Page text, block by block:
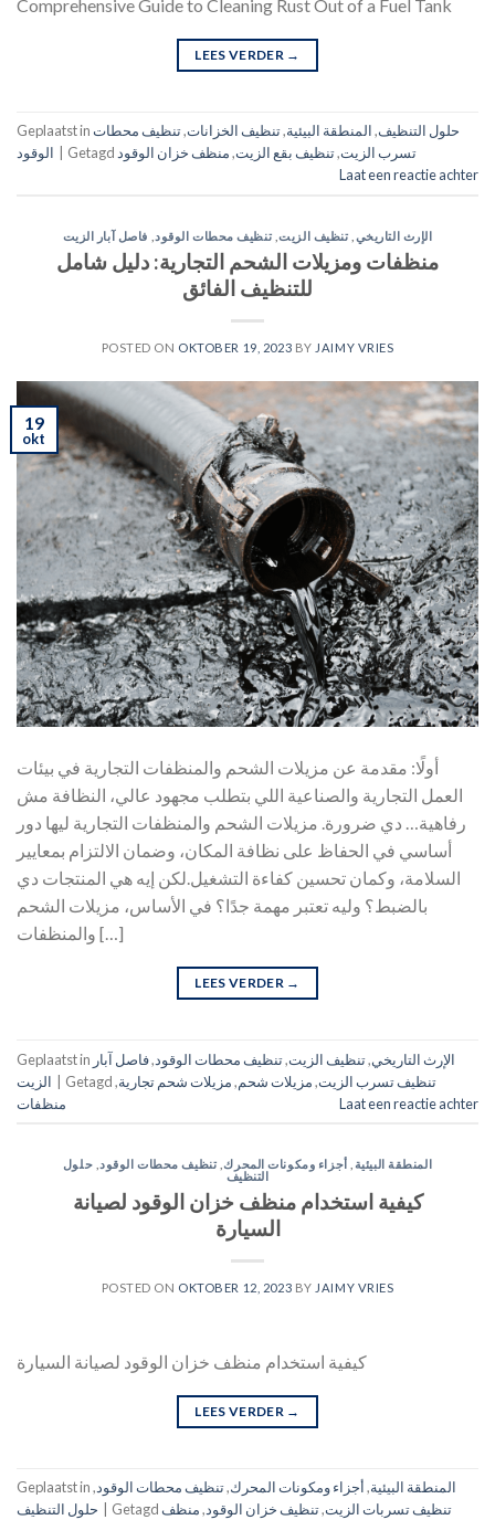
Comprehensive Guide to Cleaning Rust Out of a Fuel Tank
LEES VERDER →
Geplaatst in حلول التنظيف,المنطقة البيئية,تنظيف الخزانات,تنظيف محطات
الوقود
Getagd تسرب الزيت,تنظيف بقع الزيت,منظف خزان الوقود
Laat een reactie achter
الإرث التاريخي تنظيف الزيت, تنظيف محطات الوقود, فاصل آبار الزيت
منظفات ومزيلات الشحم التجارية: دليل شامل
للتنظيف الفائق
POSTED ON OKTOBER 19, 2023 BY JAIMY VRIES
19
okt
أولًا: مقدمة عن مزيلات الشحم والمنظفات التجارية في بيئات
العمل التجارية والصناعية اللي بتطلب مجهود عالي، النظافة مش
رفاهية… دي ضرورة. مزيلات الشحم والمنظفات التجارية ليها دور
أساسي في الحفاظ على نظافة المكان، وضمان الالتزام بمعايير
السلامة، وكمان تحسين كفاءة التشغيل.لكن إيه هي المنتجات دي
بالضبط؟ وليه تعتبر مهمة جدًا؟ في الأساس، مزيلات الشحم
والمنظفات […]
LEES VERDER →
Geplaatst in الإرث التاريخي,تنظيف الزيت,تنظيف محطات الوقود,فاصل آبار
الزيت | Getagd تنظيف تسرب الزيت,مزيلات شحم,مزيلات شحم تجارية,
منظفات
Laat een reactie achter
المنطقة البيئية أجزاء ومكونات المحرك, تنظيف محطات الوقود, حلول
التنظيف
كيفية استخدام منظف خزان الوقود لصيانة
السيارة
POSTED ON OKTOBER 12, 2023 BY JAIMY VRIES
كيفية استخدام منظف خزان الوقود لصيانة السيارة
LEES VERDER →
Geplaatst in المنطقة البيئية, أجزاء ومكونات المحرك,تنظيف محطات الوقود,
حلول التنظيف
Getagd تنظيف تسربات الزيت,تنظيف خزان الوقود,منظف